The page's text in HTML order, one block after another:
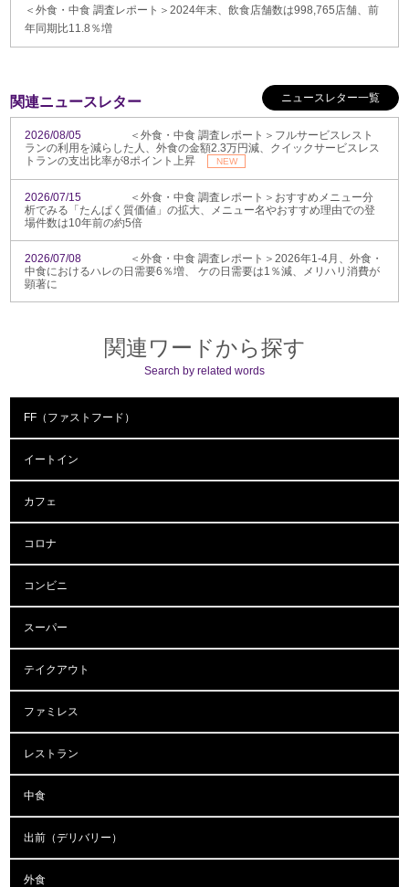
＜外食・中食 調査レポート＞2024年末、飲食店舗数は998,765店舗、前
年同期比11.8％増
関連ニュースレター ニュースレター一覧
2026/08/05
＜外食・中食 調査レポート＞フルサービスレスト
ランの利用を減らした人、外食の金額2.3万円減、クイックサービスレス
トランの支出比率が8ポイント上昇
NEW
2026/07/15
＜外食・中食 調査レポート＞おすすめメニュー分
析でみる「たんぱく質価値」の拡大、メニュー名やおすすめ理由での登
場件数は10年前の約5倍
2026/07/08
＜外食・中食 調査レポート＞2026年1-4月、外食・
中食におけるハレの日需要6％増、 ケの日需要は1％減、メリハリ消費が
顕著に
関連ワードから探す
Search by related words
FF（ファストフード）
イートイン
カフェ
コロナ
コンビニ
スーパー
テイクアウト
ファミレス
レストラン
中食
出前（デリバリー）
外食